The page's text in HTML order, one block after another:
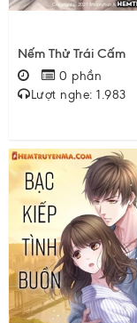
Nếm Thử Trái Cấm
0 phần
Lượt nghe: 1.983